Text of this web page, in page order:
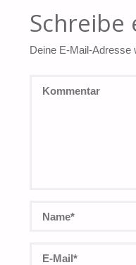
Schreibe
Deine E-Mail-Adresse